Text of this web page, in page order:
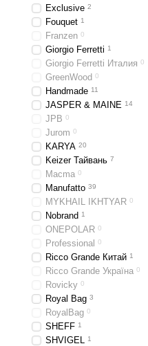
Exclusive 2
Fouquet 1
Franzen 0
Giorgio Ferretti 1
Giorgio Ferretti Италия 0
GreenWood 0
Handmade 11
JASPER & MAINE 14
JPB 0
Jurom 0
KARYA 20
Keizer Тайвань 7
Macma 0
Manufatto 39
MYKHAIL IKHTYAR 0
Nobrand 1
ONEPOLAR 0
Professional 0
Ricco Grande Китай 1
Ricco Grande Україна 0
Rovicky 0
Royal Bag 3
RoyalBag 0
SHEFF 1
SHVIGEL 1